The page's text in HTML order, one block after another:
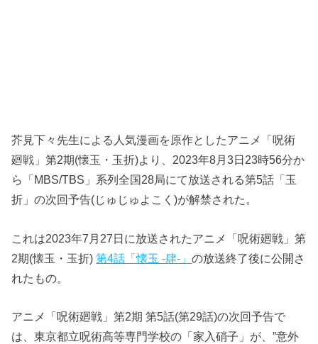
芥見下々先生による人気漫画を原作としたアニメ「呪術
廻戦」第2期(懐玉・玉折)より、2023年8月3日23時56分か
ら「MBS/TBS」系列全国28局にて放送される第5話「玉
折」の次回予告(じゅじゅよこく)が解禁された。
これは2023年7月27日に放送されたアニメ「呪術廻戦」第
2期(懐玉・玉折)第4話「懐玉 -肆-」の放送終了後に公開さ
れたもの。
アニメ「呪術廻戦」第2期 第5話(第29話)の次回予告で
は、東京都立呪術高等専門学校の「家入硝子」が、”意外